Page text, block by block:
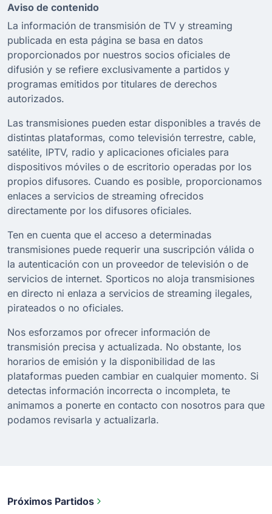
Aviso de contenido
La información de transmisión de TV y streaming
publicada en esta página se basa en datos
proporcionados por nuestros socios oficiales de
difusión y se refiere exclusivamente a partidos y
programas emitidos por titulares de derechos
autorizados.
Las transmisiones pueden estar disponibles a través de
distintas plataformas, como televisión terrestre, cable,
satélite, IPTV, radio y aplicaciones oficiales para
dispositivos móviles o de escritorio operadas por los
propios difusores. Cuando es posible, proporcionamos
enlaces a servicios de streaming ofrecidos
directamente por los difusores oficiales.
Ten en cuenta que el acceso a determinadas
transmisiones puede requerir una suscripción válida o
la autenticación con un proveedor de televisión o de
servicios de internet. Sporticos no aloja transmisiones
en directo ni enlaza a servicios de streaming ilegales,
pirateados o no oficiales.
Nos esforzamos por ofrecer información de
transmisión precisa y actualizada. No obstante, los
horarios de emisión y la disponibilidad de las
plataformas pueden cambiar en cualquier momento. Si
detectas información incorrecta o incompleta, te
animamos a ponerte en contacto con nosotros para que
podamos revisarla y actualizarla.
Próximos Partidos